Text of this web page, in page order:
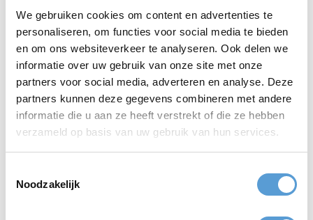
We gebruiken cookies om content en advertenties te
personaliseren, om functies voor social media te bieden
en om ons websiteverkeer te analyseren. Ook delen we
informatie over uw gebruik van onze site met onze
partners voor social media, adverteren en analyse. Deze
partners kunnen deze gegevens combineren met andere
informatie die u aan ze heeft verstrekt of die ze hebben
verzameld op basis van uw gebruik van hun services.
Noodzakelijk
Beach Club WOW Scheveningen